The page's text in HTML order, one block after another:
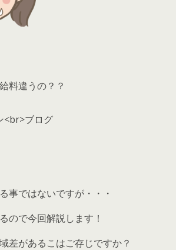
料違うの？？
事ではないですが・・・
ので今回解説します！
差があるこはご存じですか？